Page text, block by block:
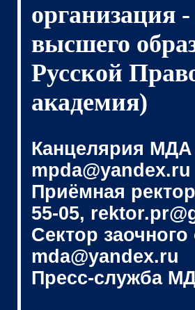
организация
высшего
Русской
академия)
Канцелярия МДА
mpda@yandex.ru
Приёмная
55-05,
Сектор
mda@yandex.ru
Пресс-служба